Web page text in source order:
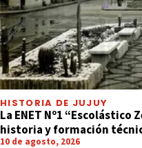
HISTORIA DE JUJUY
La ENET Nº1 “Escolástico
historia y formación
10 de agosto, 2026